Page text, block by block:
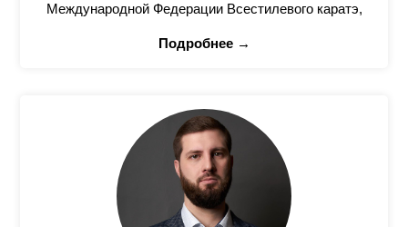
Международной Федерации Всестилевого каратэ,
Подробнее →